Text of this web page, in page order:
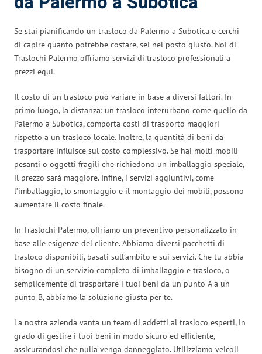
Se stai pianificando un trasloco da Palermo a Subotica e cerchi
di capire quanto potrebbe costare, sei nel posto giusto. Noi di
Traslochi Palermo offriamo servizi di trasloco professionali a
prezzi equi.
Il costo di un trasloco può variare in base a diversi fattori. In
primo luogo, la distanza: un trasloco interurbano come quello da
Palermo a Subotica, comporta costi di trasporto maggiori
rispetto a un trasloco locale. Inoltre, la quantità di beni da
trasportare influisce sul costo complessivo. Se hai molti mobili
pesanti o oggetti fragili che richiedono un imballaggio speciale,
il prezzo sarà maggiore. Infine, i servizi aggiuntivi, come
l’imballaggio, lo smontaggio e il montaggio dei mobili, possono
aumentare il costo finale.
In Traslochi Palermo, offriamo un preventivo personalizzato in
base alle esigenze del cliente. Abbiamo diversi pacchetti di
trasloco disponibili, basati sull’ambito e sui servizi. Che tu abbia
bisogno di un servizio completo di imballaggio e trasloco, o
semplicemente di trasportare i tuoi beni da un punto A a un
punto B, abbiamo la soluzione giusta per te.
La nostra azienda vanta un team di addetti al trasloco esperti, in
grado di gestire i tuoi beni in modo sicuro ed efficiente,
assicurandosi che nulla venga danneggiato. Utilizziamo veicoli